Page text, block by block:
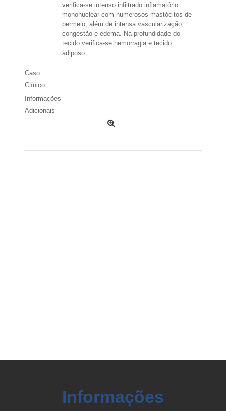
verifica-se intenso infiltrado inflamatório
mononuclear com numerosos mastócitos de
permeio, além de intensa vascularização,
congestão e edema. Na profundidade do
tecido verifica-se hemorragia e tecido
adiposo.
Caso
Clínico:
Informações
Adicionais
Informações